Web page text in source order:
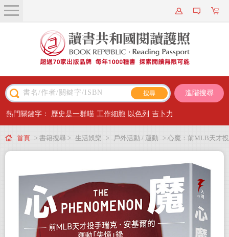
關於我們
近期新書
主題閱讀
出版專區
會員專屬
會員儲值方案
進階搜尋
熱門關鍵字： 歷史是一群喵 工作細胞 以色列 吉卜力
首頁 > 書籍搜尋 > 生活娛樂 > 戶外活動 / 運動 > 心魔：前MLB天才投